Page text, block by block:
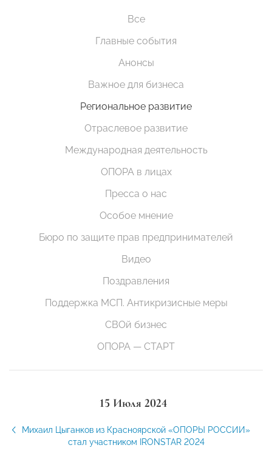
Все
Главные события
Анонсы
Важное для бизнеса
Региональное развитие
Отраслевое развитие
Международная деятельность
ОПОРА в лицах
Пресса о нас
Особое мнение
Бюро по защите прав предпринимателей
Видео
Поздравления
Поддержка МСП. Антикризисные меры
СВОй бизнес
ОПОРА — СТАРТ
15 Июля 2024
Михаил Цыганков из Красноярской «ОПОРЫ РОССИИ»
стал участником IRONSTAR 2024